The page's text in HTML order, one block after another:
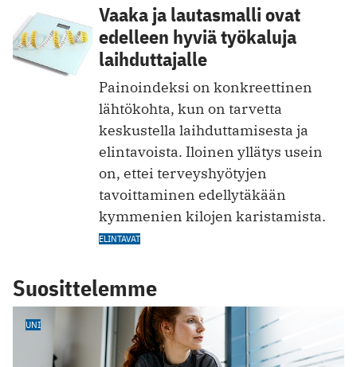
Vaaka ja lautasmalli ovat
edelleen hyviä työkaluja
laihduttajalle
Painoindeksi on konkreettinen
lähtökohta, kun on tarvetta
keskustella laihduttamisesta ja
elintavoista. Iloinen yllätys usein
on, ettei terveyshyötyjen
tavoittaminen edellytäkään
kymmenien kilojen karistamista.
ELINTAVAT
Suosittelemme
UNI